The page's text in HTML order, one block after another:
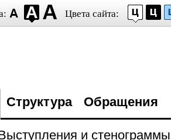
Цвета сайта:
Структура Обращения
и стенограммы